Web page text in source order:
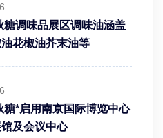
糖调味品展区调味油涵盖
花椒油芥末油等
糖*启用南京国际博览中心
及会议中心